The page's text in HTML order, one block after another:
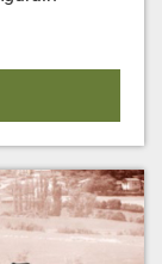
EL CÁNCER: